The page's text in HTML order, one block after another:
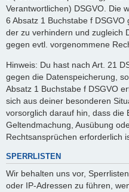
Verantwortlichen) DSGVO. Die
6 Absatz 1 Buchstabe f
der zu verhindern und zugleich
gegen evtl. vorgenommene
Hinweis: Du hast nach Art. 21
gegen die Datenspeicherung,
Absatz 1 Buchstabe f DSGVO
sich aus deiner besonderen
vorsorglich darauf hin, dass die
Geltendmachung, Ausübung
Rechtsansprüchen erforderlich
SPERRLISTEN
Wir behalten uns vor,
oder IP-Adressen zu führen,